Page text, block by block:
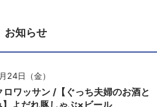
お知らせ
24日（金）
ワッサン /【ぐっち夫婦のお酒と
】よだれ豚しゃぶ×ビール